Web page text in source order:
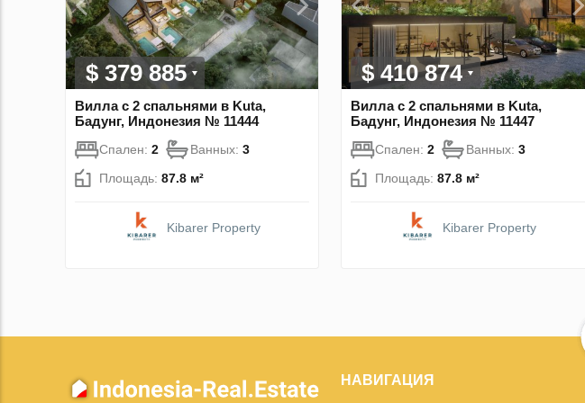
$ 379 885
Вилла с 2 спальнями в Kuta,
Бадунг, Индонезия № 11444
Спален: 2 Ванных: 3
Площадь: 87.8 м²
Kibarer Property
$ 410 874
Вилла с 2 спальнями в Kuta,
Бадунг, Индонезия № 11447
Спален: 2 Ванных: 3
Площадь: 87.8 м²
Kibarer Property
НАВИГАЦИЯ